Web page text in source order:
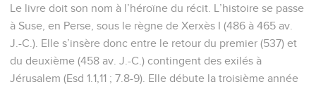
le maître dans sa maison, et qu'il parlerait la langue de son
peuple.
Esther